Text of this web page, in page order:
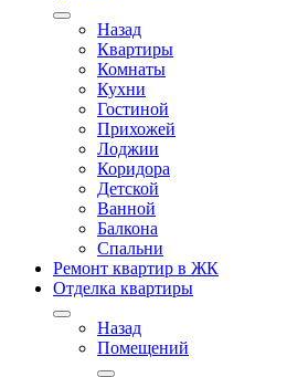
Назад
Квартиры
Комнаты
Кухни
Гостиной
Прихожей
Лоджии
Коридора
Детской
Ванной
Балкона
Спальни
Ремонт квартир в ЖК
Отделка квартиры
Назад
Помещений